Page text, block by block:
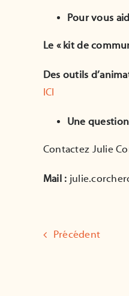
Pour vous
Le « kit de
Des outils
ICI
Une
Contactez Julie
Mail :
Précédent